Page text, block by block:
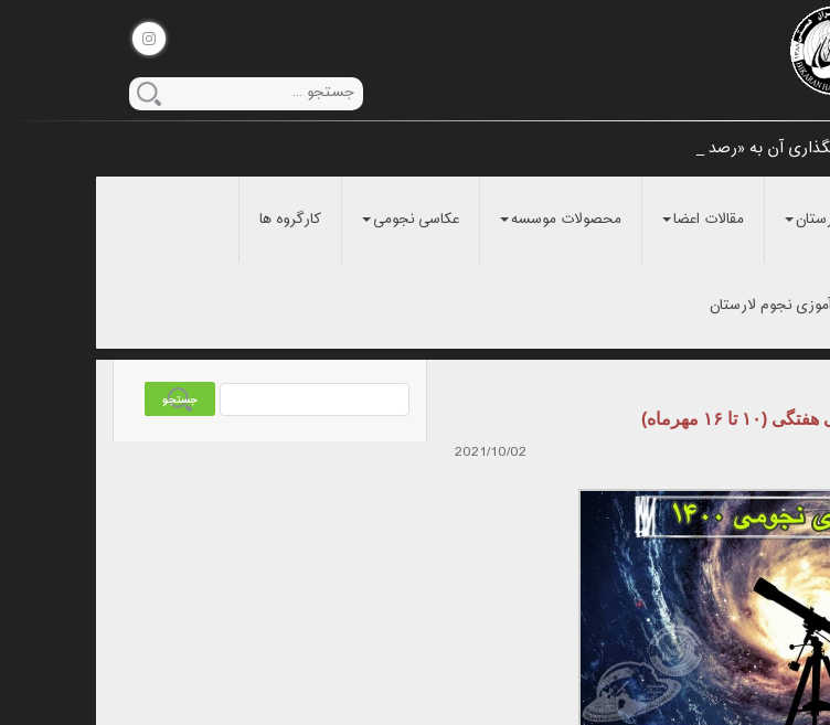
آن به «رصدخانه لارستا_
مقالات اعضا محصولات موسسه عکاسی نجومی کارگروه ها
نجوم لارستان
تا ۱۶ مهرماه)
2021/10/02